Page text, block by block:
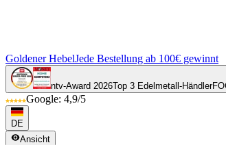
Goldener HebelJede Bestellung ab 100€ gewinnt
ntv-Award 2026Top 3 Edelmetall-Händler
Google: 4,9/5
DE
Ansicht